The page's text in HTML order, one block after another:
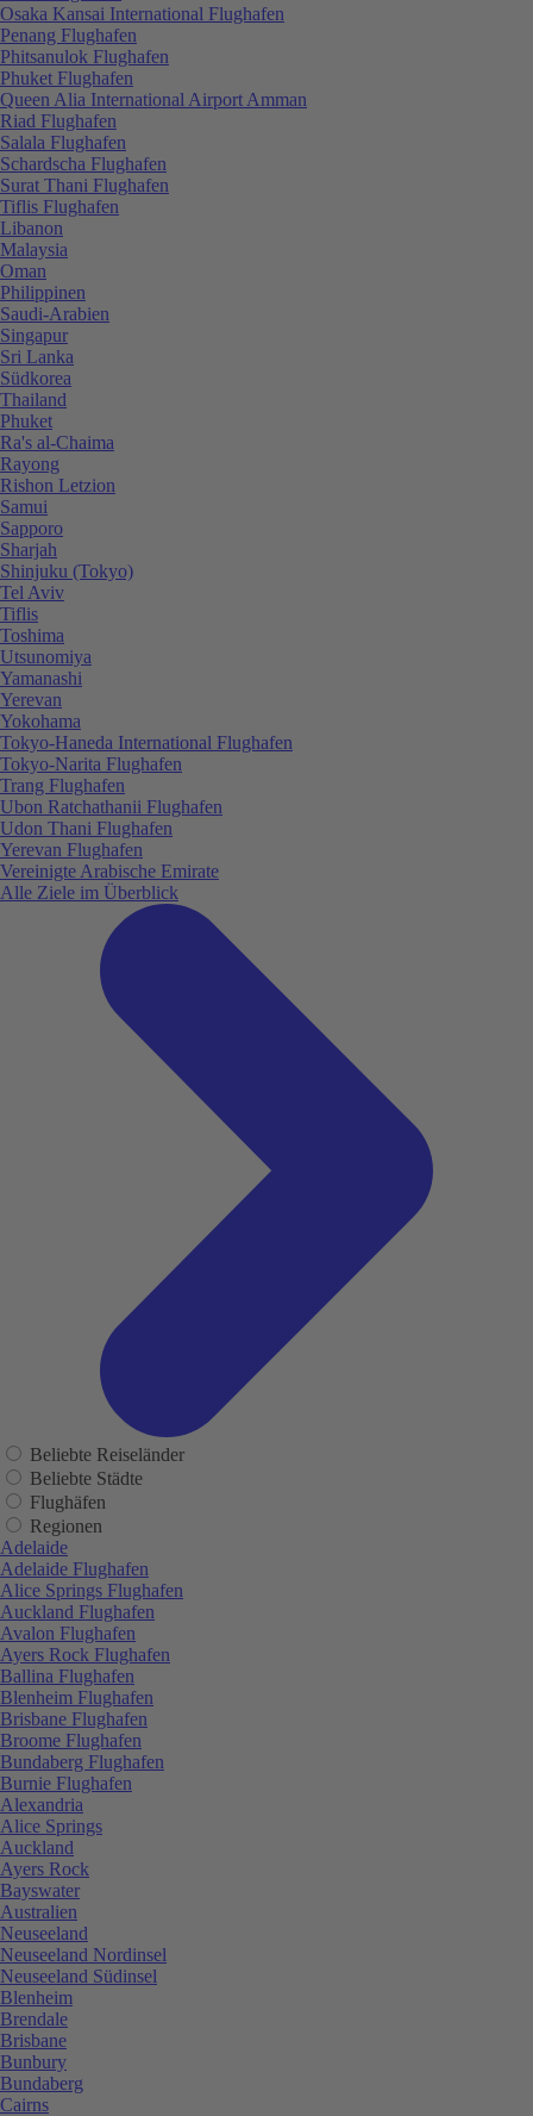
Osaka Kansai International Flughafen
Penang Flughafen
Phitsanulok Flughafen
Phuket Flughafen
Queen Alia International Airport Amman
Riad Flughafen
Salala Flughafen
Schardscha Flughafen
Surat Thani Flughafen
Tiflis Flughafen
Libanon
Malaysia
Oman
Philippinen
Saudi-Arabien
Singapur
Sri Lanka
Südkorea
Thailand
Phuket
Ra's al-Chaima
Rayong
Rishon Letzion
Samui
Sapporo
Sharjah
Shinjuku (Tokyo)
Tel Aviv
Tiflis
Toshima
Utsunomiya
Yamanashi
Yerevan
Yokohama
Tokyo-Haneda International Flughafen
Tokyo-Narita Flughafen
Trang Flughafen
Ubon Ratchathanii Flughafen
Udon Thani Flughafen
Yerevan Flughafen
Vereinigte Arabische Emirate
Alle Ziele im Überblick
Beliebte Reiseländer
Beliebte Städte
Flughäfen
Regionen
Adelaide
Adelaide Flughafen
Alice Springs Flughafen
Auckland Flughafen
Avalon Flughafen
Ayers Rock Flughafen
Ballina Flughafen
Blenheim Flughafen
Brisbane Flughafen
Broome Flughafen
Bundaberg Flughafen
Burnie Flughafen
Alexandria
Alice Springs
Auckland
Ayers Rock
Bayswater
Australien
Neuseeland
Neuseeland Nordinsel
Neuseeland Südinsel
Blenheim
Brendale
Brisbane
Bunbury
Bundaberg
Cairns